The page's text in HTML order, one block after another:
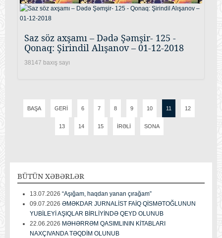
Saz söz axşamı – Dədə Şəmşir- 125 -
Qonaq: Şirindil Alışanov – 01-12-2018
38147 baxış sayı
BAŞA GERI 6 7 8 9 10 11 12
13 14 15 İRƏLI SONA
BÜTÜN XƏBƏRLƏR
13.07.2026 “Aşığam, haqdan yanan çırağam”
09.07.2026 ƏMƏKDAR JURNALİST FAİQ QİSMƏTOĞLUNUN
YUBİLEYİ AŞIQLAR BİRLİYİNDƏ QEYD OLUNUB
22.06.2026 MƏHƏRRƏM QASIMLININ KİTABLARI
NAXÇIVANDA TƏQDİM OLUNUB